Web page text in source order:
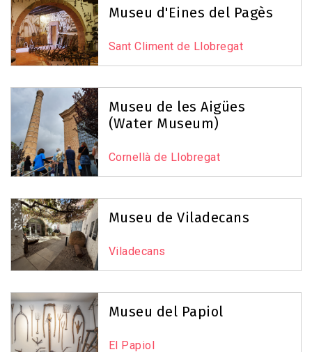
Museu d'Eines del Pagès
Sant Climent de Llobregat
Museu de les Aigües
(Water Museum)
Cornellà de Llobregat
Museu de Viladecans
Viladecans
Museu del Papiol
El Papiol